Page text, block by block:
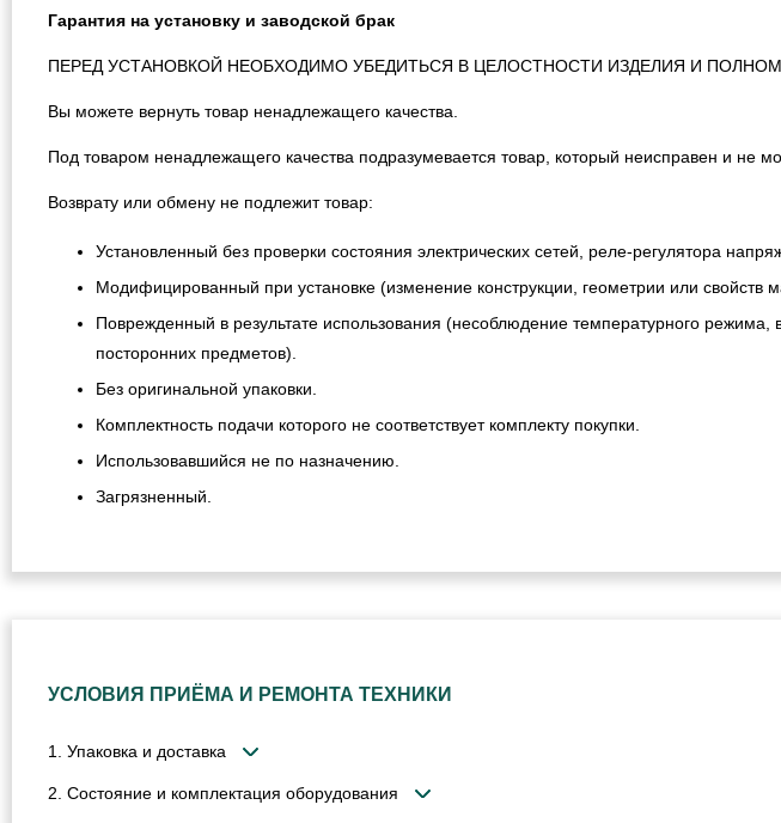
Гарантия на установку и заводской брак
ПЕРЕД УСТАНОВКОЙ НЕОБХОДИМО УБЕДИТЬСЯ В ЦЕЛОСТНОСТИ ИЗДЕЛИЯ И
Вы можете вернуть товар ненадлежащего качества.
Под товаром ненадлежащего качества подразумевается товар, который неисправен и не
Возврату или обмену не подлежит товар:
Установленный без проверки состояния электрических сетей, реле-регулятора
Модифицированный при установке (изменение конструкции, геометрии или свойств
Поврежденный в результате использования (несоблюдение температурного
посторонних предметов).
Без оригинальной упаковки.
Комплектность подачи которого не соответствует комплекту покупки.
Использовавшийся не по назначению.
Загрязненный.
УСЛОВИЯ ПРИЁМА И РЕМОНТА ТЕХНИКИ
1. Упаковка и доставка
2. Состояние и комплектация оборудования